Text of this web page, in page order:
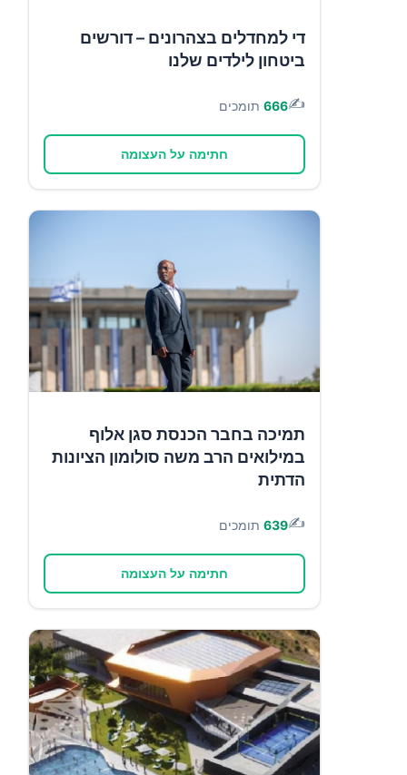
די למחדלים בצהרונים – דורשים
ביטחון לילדים שלנו
✍️
666 תומכים
חתימה על העצומה
תמיכה בחבר הכנסת סגן אלוף
במילואים הרב משה סולומון הציונות
הדתית
✍️
639 תומכים
חתימה על העצומה